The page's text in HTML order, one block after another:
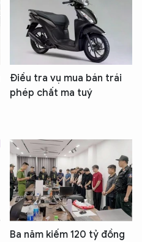
Điều tra vụ mua bán trái
phép chất ma tuý
Ba năm kiếm 120 tỷ đồng